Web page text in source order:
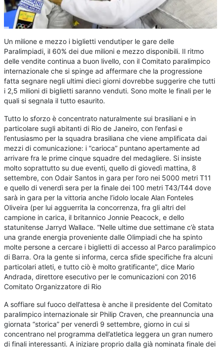
Un milione e mezzo i biglietti vendutiper le gare delle
Paralimpiadi, il 60% dei due milioni e mezzo disponibili. Il ritmo
delle vendite continua a buon livello, con il Comitato paralimpico
internazionale che si spinge ad affermare che la progressione
fatta segnare negli ultimi dieci giorni dovrebbe suggerire che tutti
i 2,5 milioni di biglietti saranno venduti. Sono molte le finali per le
quali si segnala il tutto esaurito.
Tutto lo sforzo è concentrato naturalmente sui brasiliani e in
particolare sugli abitanti di Rio de Janeiro, con l’enfasi e
l’entusiasmo per la squadra brasiliana che viene amplificata dai
mezzi di comunicazione: i “carioca” puntano apertamente ad
arrivare fra le prime cinque squadre del medagliere. Si insiste
molto soprattutto su due eventi, quello di giovedì mattina, 8
settembre, con Odair Santos in gara per l’oro nei 5000 metri T11
e quello di venerdì sera per la finale dei 100 metri T43/T44 dove
sarà in gara per la vittoria anche l’idolo locale Alan Fonteles
Oliveira (per lui agguerrita la concorrenza, fra gli altri del
campione in carica, il britannico Jonnie Peacock, e dello
statunitense Jarryd Wallace. “Nelle ultime due settimane c’è stata
una grande energia proveniente dalle Olimpiadi che ha spinto
molte persone a cercare i biglietti di accesso al Parco paralimpico
di Barra. Ora la gente si informa, cerca sfide specifiche fra alcuni
particolari atleti, e tutto ciò è molto gratificante”, dice Mario
Andrada, direttore esecutivo per le comunicazioni con 2016
Comitato Organizzatore di Rio
A soffiare sul fuoco dell’attesa è anche il presidente del Comitato
paralimpico internazionale sir Philip Craven, che preannuncia una
giornata “storica” per venerdì 9 settembre, giorno in cui si
concentrano nel programma dell’atletica leggera un gran numero
di finali interessanti. A iniziare proprio dalla già nominata finale dei